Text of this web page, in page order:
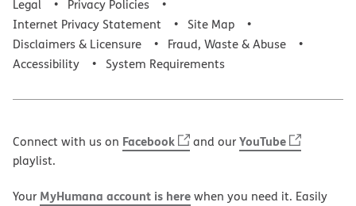
Legal
Privacy Policies
Internet Privacy Statement
Site Map
Disclaimers & Licensure
Fraud, Waste & Abuse
Accessibility
System Requirements
Connect with us on Facebook and ourYouTube
playlist.
Your MyHumana account is herewhen you need it. Easily